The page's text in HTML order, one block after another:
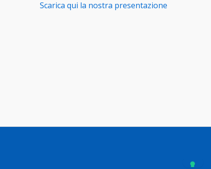
Scarica qui la nostra presentazione